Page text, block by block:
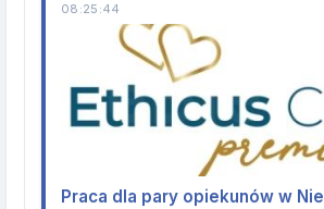
08:25:44
Praca dla pary opiekunów w